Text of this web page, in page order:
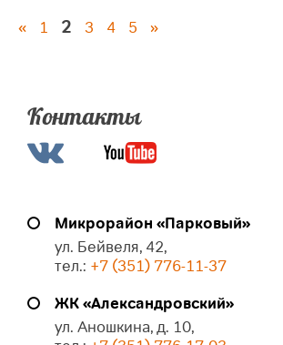
« 1 2 3 4 5 »
Контакты
Микрорайон «Парковый»
ул. Бейвеля, 42,
тел.: +7 (351) 776-11-37
ЖК «Александровский»
ул. Аношкина, д. 10,